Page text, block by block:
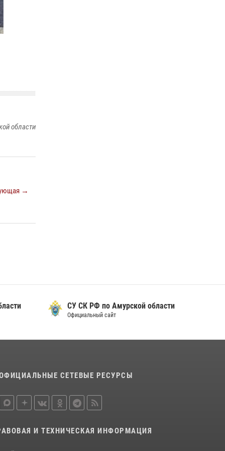
области
→
СУ СК РФ по Амурской области
Официальный сайт
СЕТЕВЫЕ РЕСУРСЫ
И ТЕХНИЧЕСКАЯ ИНФОРМАЦИЯ